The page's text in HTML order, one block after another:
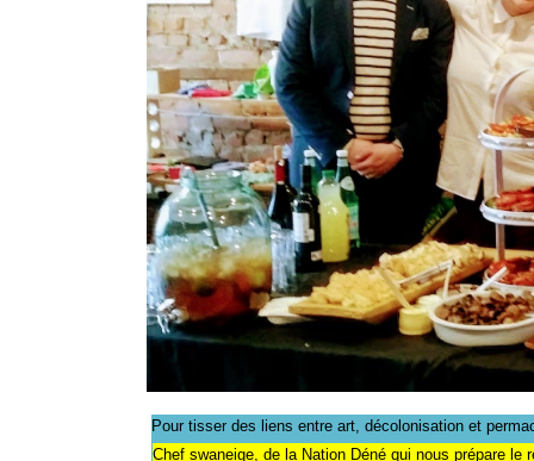
Pour tisser des liens entre art, décolonisation et
Chef swaneige, de la Nation Déné qui nous prépare le